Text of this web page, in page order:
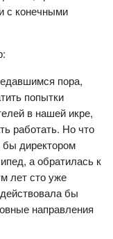
с конечными
пора,
попытки
в нашей икре,
работать. Но что
директором
а обратилась к
лет сто уже
бы
направления